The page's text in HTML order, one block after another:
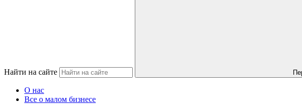
Найти на сайте
О нас
Все о малом бизнесе